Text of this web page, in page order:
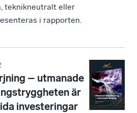
teknikneutralt eller
i rapporten.
– utmanade
är
investeringar